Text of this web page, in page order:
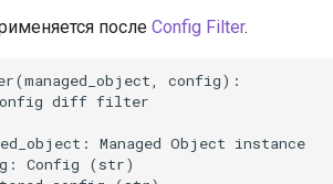
после Config Filter.
config):
diff filter
Managed Object instance
Config (str)